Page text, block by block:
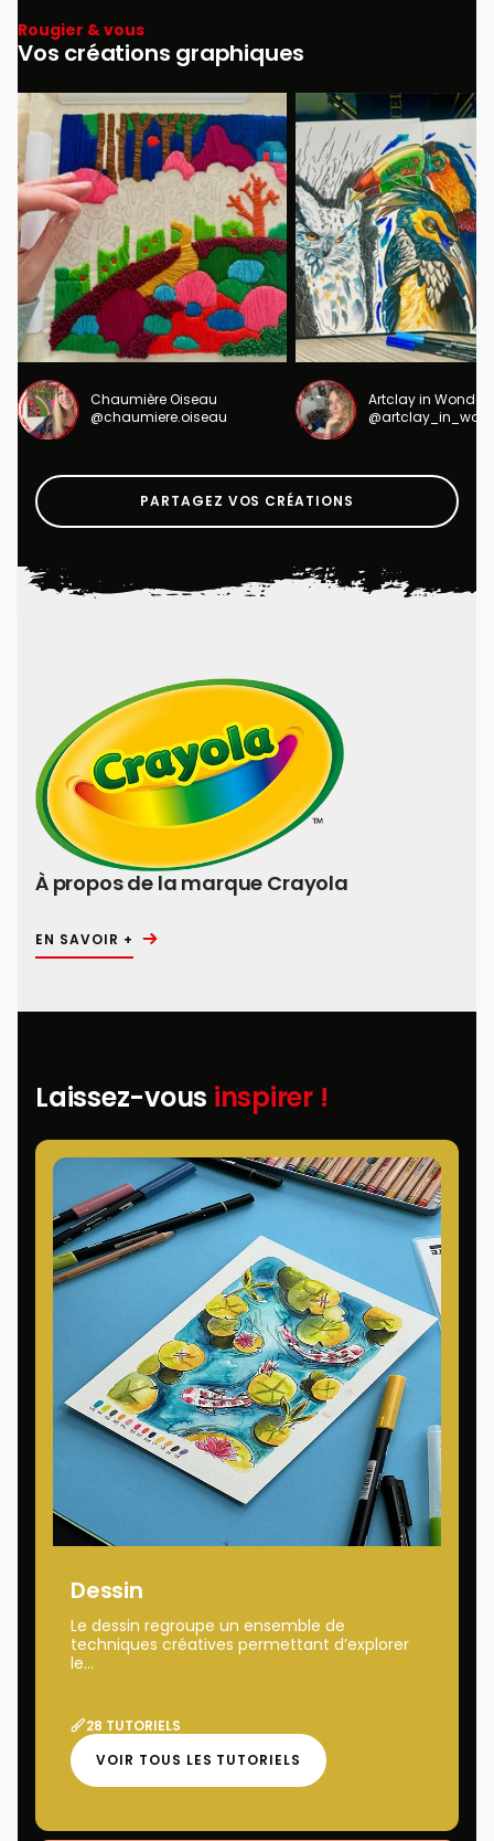
Rougier & vous
Vos créations graphiques
Chaumière Oiseau
@chaumiere.oiseau
Artclay in
PARTAGEZ VOS CRÉATIONS
À propos de la marque Crayola
EN SAVOIR +
Laissez-vous inspirer !
Dessin
Le dessin regroupe un ensemble de
techniques créatives permettant d’explorer
le...
28 TUTORIELS
VOIR TOUS LES TUTORIELS